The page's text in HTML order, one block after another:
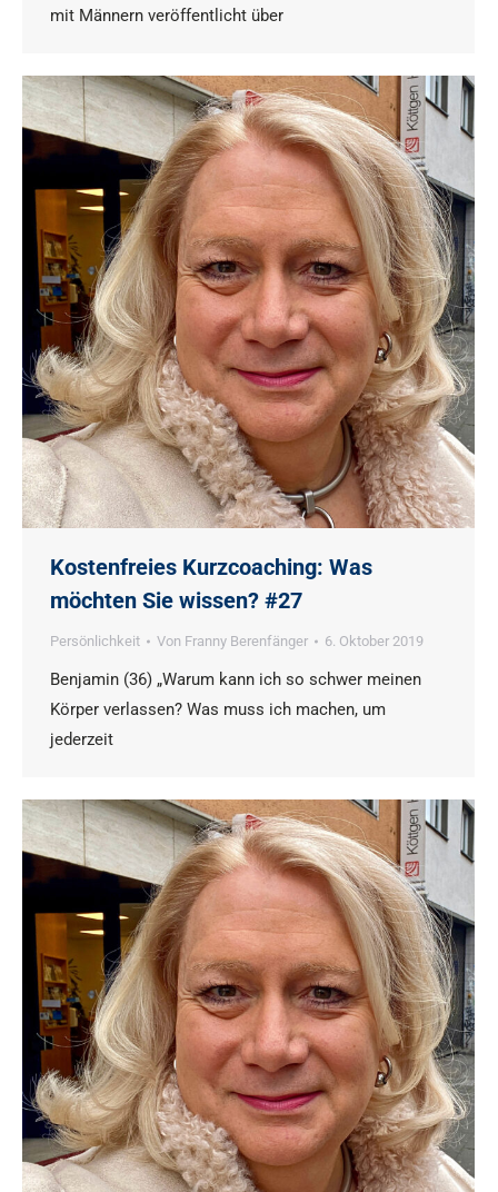
mit Männern veröffentlicht über
Kostenfreies Kurzcoaching: Was
möchten Sie wissen? #27
Persönlichkeit Von Franny Berenfänger 6. Oktober 2019
Benjamin (36) „Warum kann ich so schwer meinen
Körper verlassen? Was muss ich machen, um
jederzeit